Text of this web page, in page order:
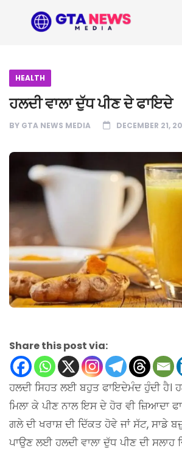
HEALTH
ਹਲਦੀ ਵਾਲਾ ਦੁੱਧ ਪੀਣ ਦੇ ਫਾਇਦੇ
BY GTA NEWS MEDIA DECEMBER 21,
Share this post via:
ਹਲਦੀ ਸਿਹਤ ਲਈ ਬਹੁਤ ਫਾਇਦੇਮੰਦ ਹੁੰਦੀ ਹੈ।
ਮਿਲਾ ਕੇ ਪੀਣ ਨਾਲ ਇਸ ਦੇ ਹੋਰ ਵੀ ਜ਼ਿਆਦਾ
ਗਲੇ ਦੀ ਖਰਾਸ਼ ਦੀ ਦਿੱਕਤ ਹੋਵੇ ਜਾਂ ਸੱਟ, ਸਾਡੇ
ਪਾਉਣ ਲਈ ਹਲਦੀ ਵਾਲਾ ਦੁੱਧ ਪੀਣ ਦੀ ਸਲਾਹ